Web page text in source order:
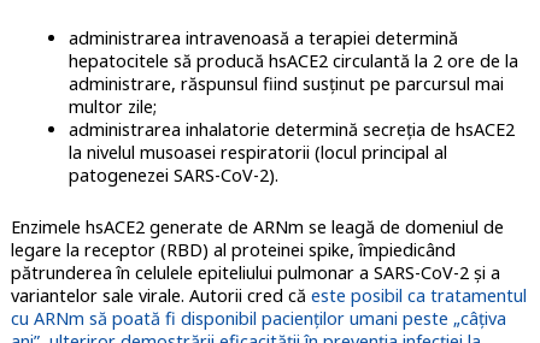
administrarea intravenoasă a terapiei determină
hepatocitele să producă hsACE2 circulantă la 2 ore de la
administrare, răspunsul fiind susținut pe parcursul mai
multor zile;
administrarea inhalatorie determină secreția de hsACE2
la nivelul musoasei respiratorii (locul principal al
patogenezei SARS-CoV-2).
Enzimele hsACE2 generate de ARNm se leagă de domeniul de
legare la receptor (RBD) al proteinei spike, împiedicând
pătrunderea în celulele epiteliului pulmonar a SARS-CoV-2 și a
variantelor sale virale. Autorii cred că este posibil ca tratamentul
cu ARNm să poată fi disponibil pacienților umani peste „câțiva